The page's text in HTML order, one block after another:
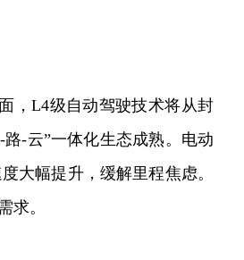
，L4级自动驾驶技术将从封
-云”一体化生态成熟。电动
大幅提升，缓解里程焦虑。
求。